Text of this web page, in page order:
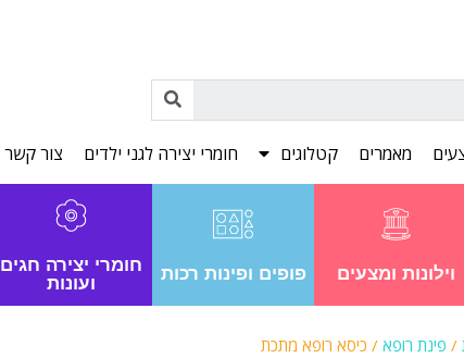
מאמרים קטלוגים חומרי יצירה לגני ילדים צור קשר
וילונות ומצעים פופים ופינות רכות
חומרי יצירה חגים
ועונות
/ פינת רופא / כיסא רופא מתכת